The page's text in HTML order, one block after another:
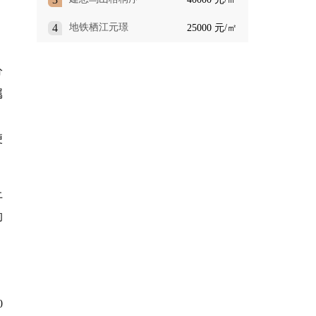
4 地铁栖江元璟 25000 元/㎡